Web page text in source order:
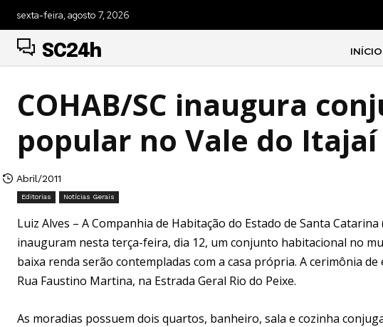
sexta-feira, agosto 7, 2026
SC24h INÍCIO
COHAB/SC inaugura
popular no Vale do Itajaí
Abril/2011
Editorias Notícias Gerais
Luiz Alves – A Companhia de Habitação do Estado de Santa
inauguram nesta terça-feira, dia 12, um conjunto habitacional no
baixa renda serão contempladas com a casa própria. A cerimônia
Rua Faustino Martina, na Estrada Geral Rio do Peixe.
As moradias possuem dois quartos, banheiro, sala e cozinha